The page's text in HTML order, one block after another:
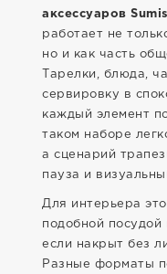
аксессуаров
работает не
но и как часть
Тарелки, блюда,
сервировку в
каждый элемент
таком наборе
а сценарий
пауза и
Для интерьера
подобной
если накрыт без
Разные форматы